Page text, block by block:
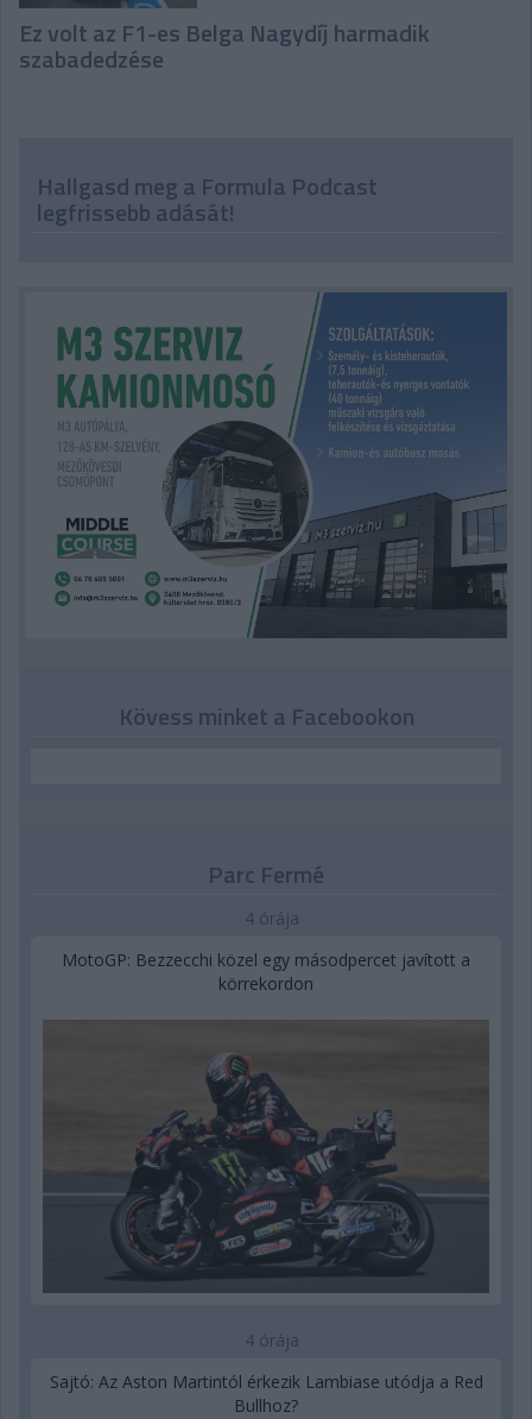
Ez volt az F1-es Belga Nagydíj harmadik
szabadedzése
Hallgasd meg a Formula Podcast
legfrissebb adását!
Kövess minket a Facebookon
Parc Fermé
4 órája
MotoGP: Bezzecchi közel egy másodpercet javított a
körrekordon
4 órája
Sajtó: Az Aston Martintól érkezik Lambiase utódja a Red
Bullhoz?